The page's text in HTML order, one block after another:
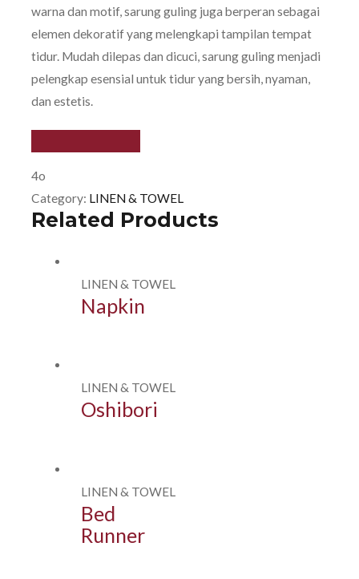
warna dan motif, sarung guling juga berperan sebagai
elemen dekoratif yang melengkapi tampilan tempat
tidur. Mudah dilepas dan dicuci, sarung guling menjadi
pelengkap esensial untuk tidur yang bersih, nyaman,
dan estetis.
4o
Category: LINEN & TOWEL
Related Products
LINEN & TOWEL
Napkin
LINEN & TOWEL
Oshibori
LINEN & TOWEL
Bed
Runner